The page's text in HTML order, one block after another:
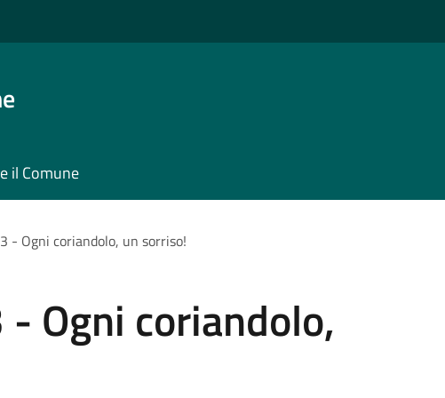
il Comune
- Ogni coriandolo, un sorriso!
Ogni coriandolo,